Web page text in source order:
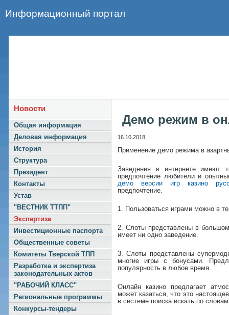
Информационный портал
Новости
Общая информация
Деловая информация
История
Структура
Президент
Контакты
Устав
"ВЕСТНИК ТТПП"
Экспертиза
Инвестиционные паспорта
Общественные советы
Комитеты Тверской ТПП
Разработка и экспертиза
законодательных актов
"РАБОЧИЙ КЛАСС"
Региональные программы
Конкурсы-тендеры
Демо режим в
16.10.2018
Применение демо режима в
Заведения в интернете имеют
предпочтение любители и
демо версии игр казино
предпочтение.
1. Пользоваться играми можно в
2. Слоты представлены в большом
имеет ни одно заведение.
3. Слоты представлены
многие игры с бонусами.
популярность в любое время.
Онлайн казино предлагает
может казаться, что это
в системе поиска искать по